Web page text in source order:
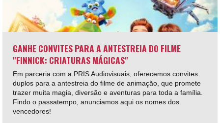
GANHE CONVITES PARA A ANTESTREIA DO FILME
"FINNICK: CRIATURAS MÁGICAS"
Em parceria com a PRIS Audiovisuais, oferecemos convites
duplos para a antestreia do filme de animação, que promete
trazer muita magia, diversão e aventuras para toda a família.
Findo o passatempo, anunciamos aqui os nomes dos
vencedores!